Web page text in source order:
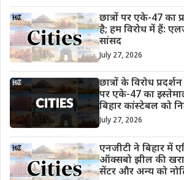
छात्रों पर एके-47 का
है; हम विरोध में हैं:
सांसद
July 27, 2026
छात्रों के विरोध
पर एके-47 का
बिहार कांस्टेबल को
July 27, 2026
एनजीटी ने बिहार में
ऑक्सबो झील की
सेंटर और अन्य को